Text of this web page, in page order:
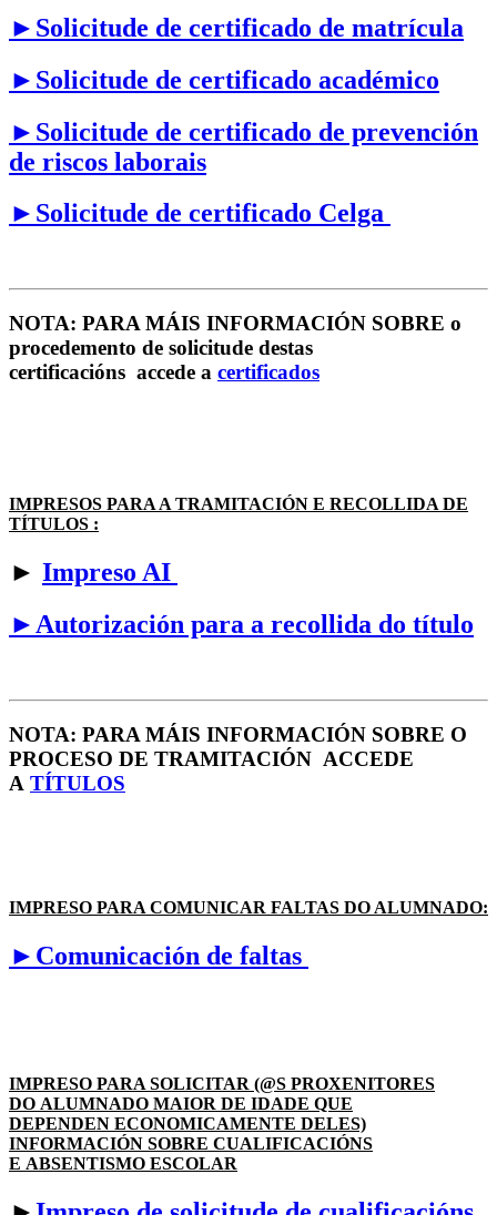
►Solicitude de certificado de matrícula
►Solicitude de certificado académico
►Solicitude de certificado de prevención
de riscos laborais
►Solicitude de certificado Celga
NOTA: PARA MÁIS INFORMACIÓN SOBRE o
procedemento de solicitude destas
certificacións accede a certificados
IMPRESOS PARA A TRAMITACIÓN E RECOLLIDA DE
TÍTULOS :
► Impreso AI
►Autorización para a recollida do título
NOTA: PARA MÁIS INFORMACIÓN SOBRE O
PROCESO DE TRAMITACIÓN ACCEDE
A TÍTULOS
IMPRESO PARA COMUNICAR FALTAS DO ALUMNADO:
►Comunicación de faltas
IMPRESO PARA SOLICITAR (@S PROXENITORES
DO ALUMNADO MAIOR DE IDADE QUE
DEPENDEN ECONOMICAMENTE DELES)
INFORMACIÓN SOBRE CUALIFICACIÓNS
E ABSENTISMO ESCOLAR